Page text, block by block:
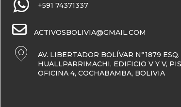
+591 74371337
ACTIVOSBOLIVIA@GMAIL.COM
AV. LIBERTADOR BOLÍVAR N°1879 ESQ.
HUALLPARRIMACHI, EDIFICIO V Y V,
OFICINA 4, COCHABAMBA, BOLIVIA